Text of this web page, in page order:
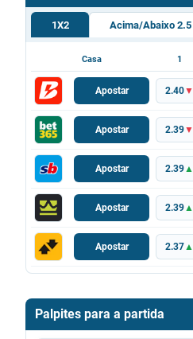
1X2 Acima/Abaixo 2.5
Casa 1
Apostar 2.40▼
Apostar 2.39▼
Apostar 2.39▲
Apostar 2.39▲
Apostar 2.37▲
Palpites para a partida